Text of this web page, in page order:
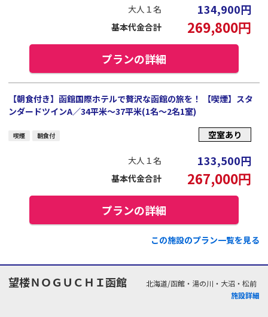
大人１名 134,900円
基本代金合計 269,800円
プランの詳細
【朝食付き】函館国際ホテルで贅沢な函館の旅を！ 【喫煙】スタ
ンダードツインA／34平米～37平米(1名～2名1室)
喫煙 朝食付 空室あり
大人１名 133,500円
基本代金合計 267,000円
プランの詳細
この施設のプラン一覧を見る
望楼ＮＯＧＵＣＨＩ函館
北海道/函館・湯の川・大沼・松前
施設詳細